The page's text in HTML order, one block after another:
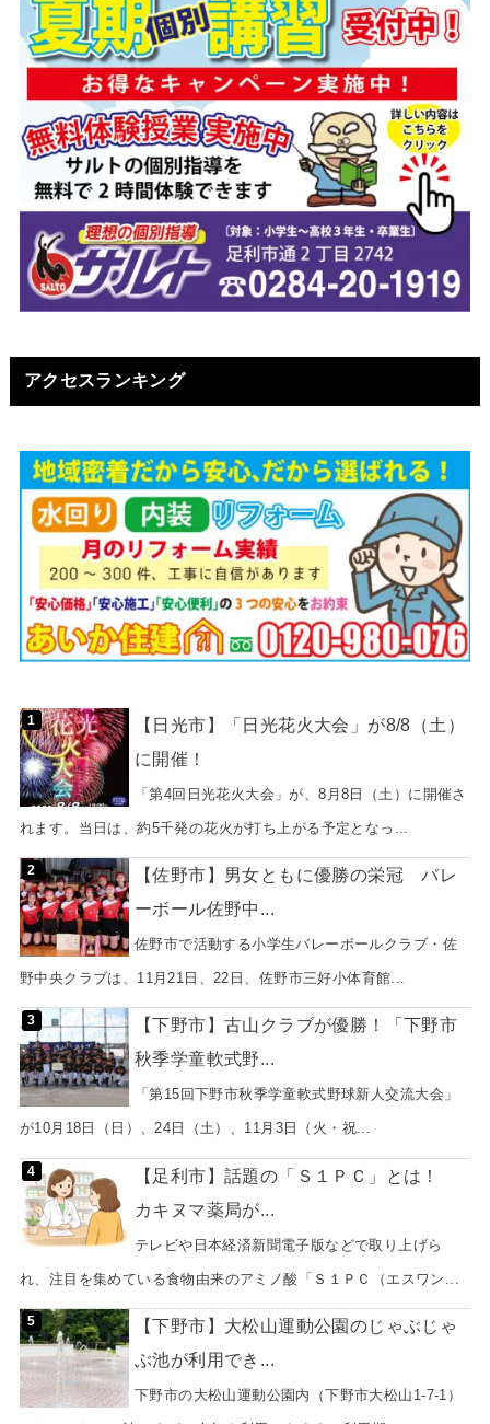
アクセスランキング
【日光市】「日光花火大会」が8/8（土）
に開催！
「第4回日光花火大会」が、8月8日（土）に開催さ
れます。当日は、約5千発の花火が打ち上がる予定となっ...
【佐野市】男女ともに優勝の栄冠 バレ
ーボール佐野中...
佐野市で活動する小学生バレーボールクラブ・佐
野中央クラブは、11月21日、22日、佐野市三好小体育館...
【下野市】古山クラブが優勝！「下野市
秋季学童軟式野...
「第15回下野市秋季学童軟式野球新人交流大会」
が10月18日（日）、24日（土）、11月3日（火・祝...
【足利市】話題の「Ｓ１ＰＣ」とは！
カキヌマ薬局が...
テレビや日本経済新聞電子版などで取り上げら
れ、注目を集めている食物由来のアミノ酸「Ｓ１ＰＣ（エスワン...
【下野市】大松山運動公園のじゃぶじゃ
ぶ池が利用でき...
下野市の大松山運動公園内（下野市大松山1-7-1）